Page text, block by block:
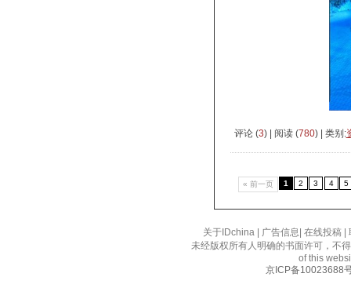
评论 (3) | 阅读 (780) | 类别:
« 前一页 1 2 3 4 5
关于IDchina | 广告信息 | 在线投稿 |
未经版权所有人明确的书面许可，不
of this
京ICP备10023688